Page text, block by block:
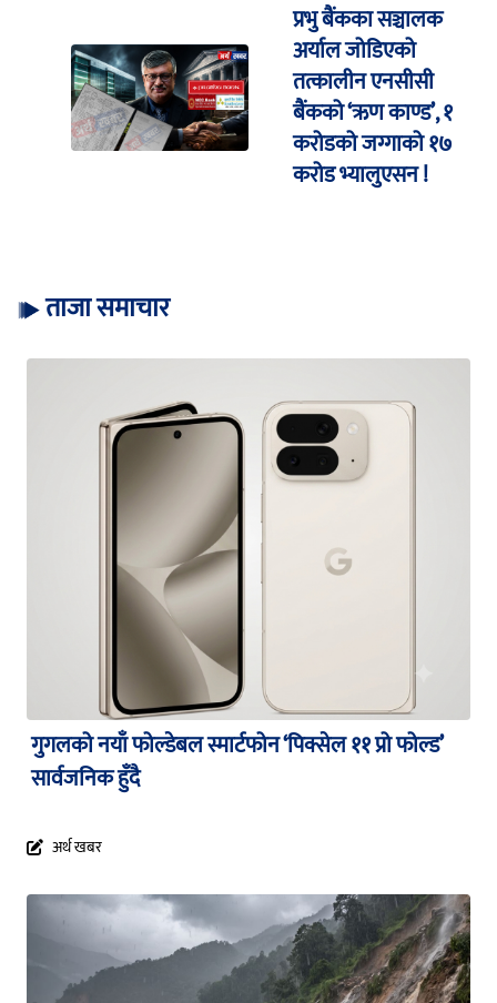
प्रभु बैंकका सञ्चालक
अर्याल जोडिएको
तत्कालीन एनसीसी
बैंकको ‘ऋण काण्ड’, १
करोडको जग्गाको १७
करोड भ्यालुएसन !
ताजा समाचार
गुगलको नयाँ फोल्डेबल स्मार्टफोन ‘पिक्सेल ११ प्रो फोल्ड’
सार्वजनिक हुँदै
अर्थ खबर